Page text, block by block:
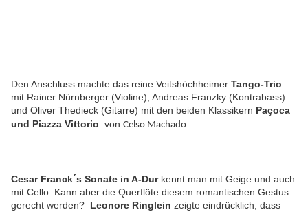
Den Anschluss machte das reine Veitshöchheimer Tango-Trio
mit Rainer Nürnberger (Violine), Andreas Franzky (Kontrabass)
und Oliver Thedieck (Gitarre) mit den beiden Klassikern Paçoca
und Piazza Vittorio von Celso Machado
Cesar Franck´s Sonate in A-Dur kennt man mit Geige und auch
mit Cello. Kann aber die Querflöte diesem romantischen Gestus
gerecht werden? Leonore Ringlein zeigte eindrücklich, dass